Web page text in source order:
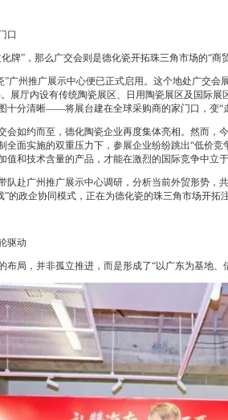
口
牌”，那么广交会则是德化瓷开拓珠三角市场的“商
”广州推广展示中心便已正式启用。这个地处广交
展厅内设有传统陶瓷展区、日用陶瓷展区及国际
十分清晰——将展台建在全球采购商的家门口，变“
会如约而至，德化陶瓷企业再度集体亮相。然而
全面实施的双重压力下，参展企业纷纷跳出“低价
和技术含量的产品，才能在激烈的国际竞争中立
赴广州推广展示中心调研，分析当前外贸形势，
”的政企协同模式，正在为德化瓷的珠三角市场开拓
驱动
局，并非孤立推进，而是形成了“以广东为基地、